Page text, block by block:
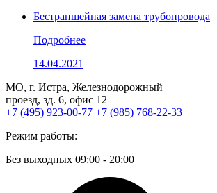
Бестраншейная замена трубопровода
Подробнее
14.04.2021
МО, г. Истра, Железнодорожный
проезд, зд. 6, офис 12
+7 (495) 923-00-77 +7 (985) 768-22-33
Режим работы:
Без выходных 09:00 - 20:00